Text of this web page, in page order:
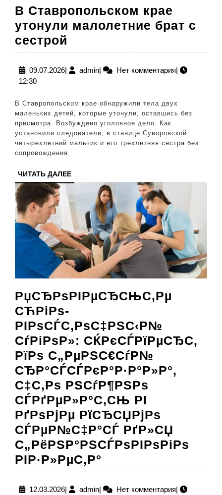
В Ставропольском крае
утонули малолетние брат с
сестрой
Ставропольском
крае
малолетние
брат
с
сестрой
09.07.202609.07.2026
| adminadmin
| Нет комментария|
12:30
В Ставропольском крае обнаружили тела двух
маленьких детей, которые утонули, оставшись без
присмотра. Возбуждено уголовное дело. Как
установили следователи, в станице Суворовской
четырехлетний мальчик и его трехлетняя сестра без
сопровождения
ЧИТАТЬ ДАЛЕЕЧИТАТЬ
ДАЛЕЕ
РџСЂРѕРІРµСЂСЊС‚Рµ
СЋРіРѕ-
РІРѕСЃС‚РѕС‡РЅС‹Р№
СѓРіРѕР»: СЌРєСЃРїРµСЂС‚
РїРѕ С„РµРЅС€СѓР№
СЂР°СЃСЃРєР°Р·Р°Р»Р°,
С‡С‚Рѕ РЅСѓР¶РЅРѕ
СЃРґРµР»Р°С‚СЊ РІ
РґРѕРјРµ РїСЂСЏРјРѕ
СЃРµР№С‡Р°СЃ РґР»СЏ
С„РёРЅР°РЅСЃРѕРІРѕРіРѕ
РІР·Р»РµС‚Р°
СЋРіРѕ-
12.03.202612.03.2026
| adminadmin
| Нет комментария|